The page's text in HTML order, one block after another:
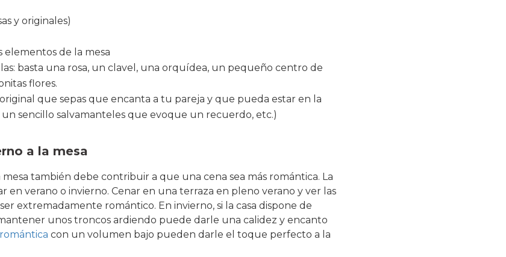
y originales)
elementos de la mesa
basta una rosa, un clavel, una orquídea, un pequeño centro de
flores.
que sepas que encanta a tu pareja y que pueda estar en la
un sencillo salvamanteles que evoque un recuerdo, etc.)
a la mesa
también debe contribuir a que una cena sea más romántica. La
en verano o invierno. Cenar en una terraza en pleno verano y ver las
extremadamente romántico. En invierno, si la casa dispone de
unos troncos ardiendo puede darle una calidez y encanto
con un volumen bajo pueden darle el toque perfecto a la